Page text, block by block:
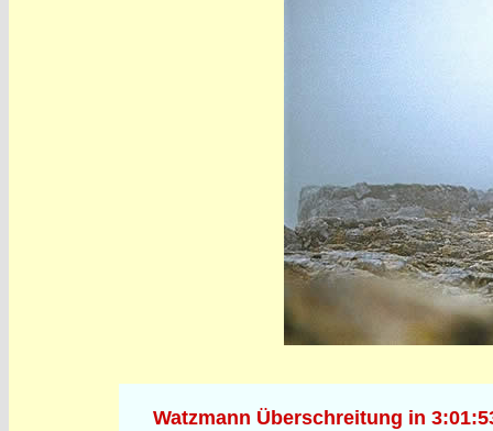
Watzmann Überschreitung in